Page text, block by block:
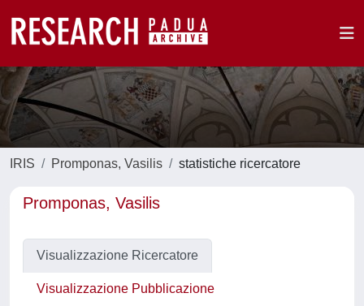
IRIS Promponas, Vasilis statistiche ricercatore
Promponas, Vasilis
Visualizzazione Ricercatore
Visualizzazione Pubblicazione